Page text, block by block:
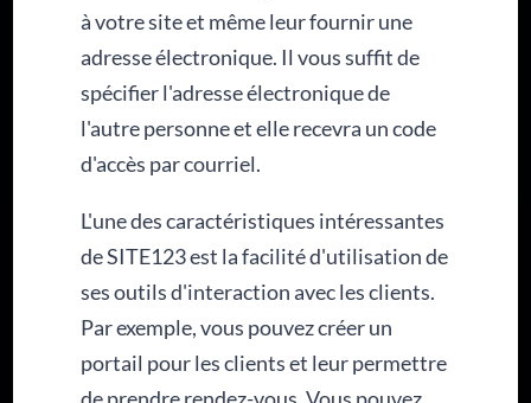
à votre site et même leur fournir une
adresse électronique. Il vous suffit de
spécifier l'adresse électronique de
l'autre personne et elle recevra un code
d'accès par courriel.
L'une des caractéristiques intéressantes
de SITE123 est la facilité d'utilisation de
ses outils d'interaction avec les clients.
Par exemple, vous pouvez créer un
portail pour les clients et leur permettre
de prendre rendez-vous. Vous pouvez